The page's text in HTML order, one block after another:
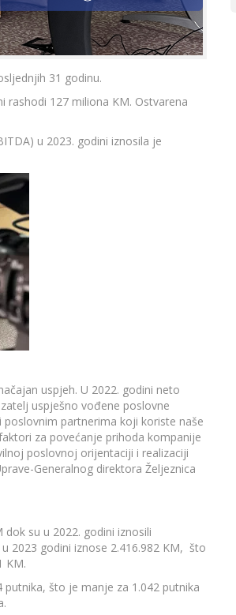
31 godinu.
rashodi 127 miliona KM. Ostvarena
u 2023. godini iznosila je
uspjeh. U 2022. godini neto
uspješno vođene poslovne
poslovnim partnerima koji koriste naše
za povećanje prihoda kompanije
poslovnoj orijentaciji i realizaciji
Generalnog direktora Željeznica
su u 2022. godini iznosili
2023 godini iznose 2.416.982 KM, što
KM.
putnika, što je manje za 1.042 putnika